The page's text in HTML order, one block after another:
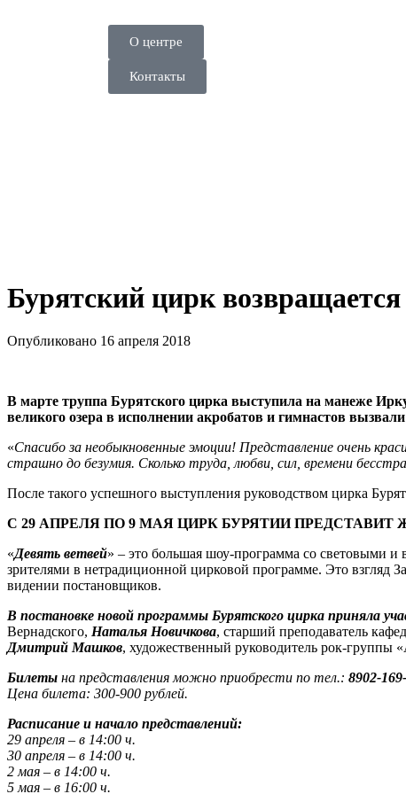
О центре
Контакты
Бурятский цирк
Опубликовано 16 апреля 2018
В марте труппа Бурятского цирка выступила на манеже
великого озера в исполнении акробатов и гимнастов вызвали
«Спасибо за необыкновенные эмоции! Представление очень
страшно до безумия. Сколько труда, любви, сил, времени
После такого успешного выступления руководством цирка
С 29 АПРЕЛЯ ПО 9 МАЯ ЦИРК БУРЯТИИ
«Девять ветвей» – это большая шоу-программа со световыми
зрителями в нетрадиционной цирковой программе. Это взгляд
видении постановщиков.
В постановке новой программы Бурятского цирка приняла
Вернадского, Наталья Новичкова, старший преподаватель
Дмитрий Машков, художественный руководитель рок-группы
Билеты на представления можно приобрести по тел.: 8902-
Цена билета: 300-900 рублей.
Расписание и начало представлений:
29 апреля – в 14:00 ч.
30 апреля – в 14:00 ч.
2 мая – в 14:00 ч.
5 мая – в 16:00 ч.